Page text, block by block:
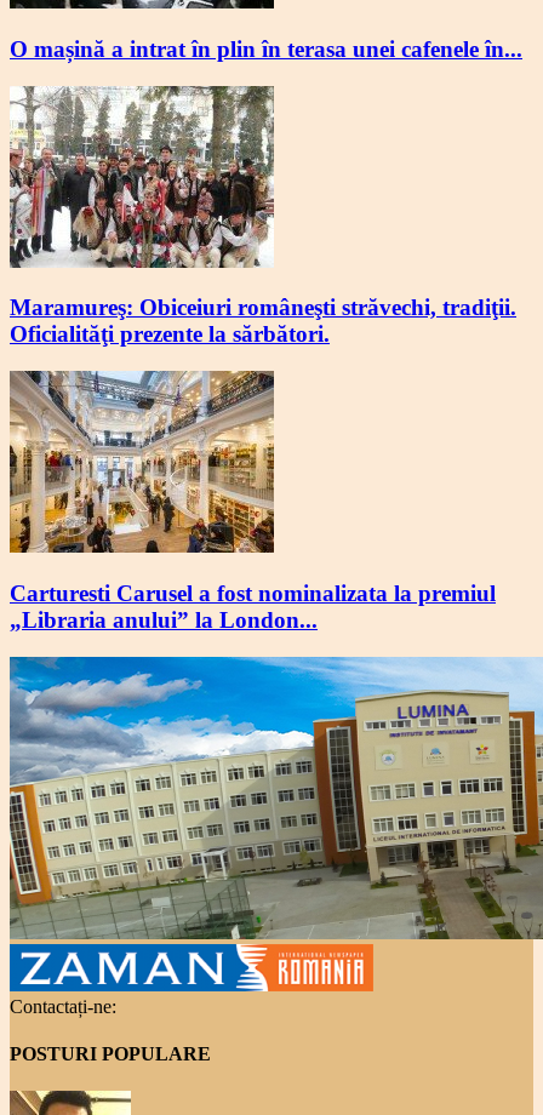
O mașină a intrat în plin în terasa unei cafenele în...
Maramureş: Obiceiuri româneşti străvechi, tradiţii.
Oficialităţi prezente la sărbători.
Carturesti Carusel a fost nominalizata la premiul
„Libraria anului” la London...
Contactați-ne:
POSTURI POPULARE